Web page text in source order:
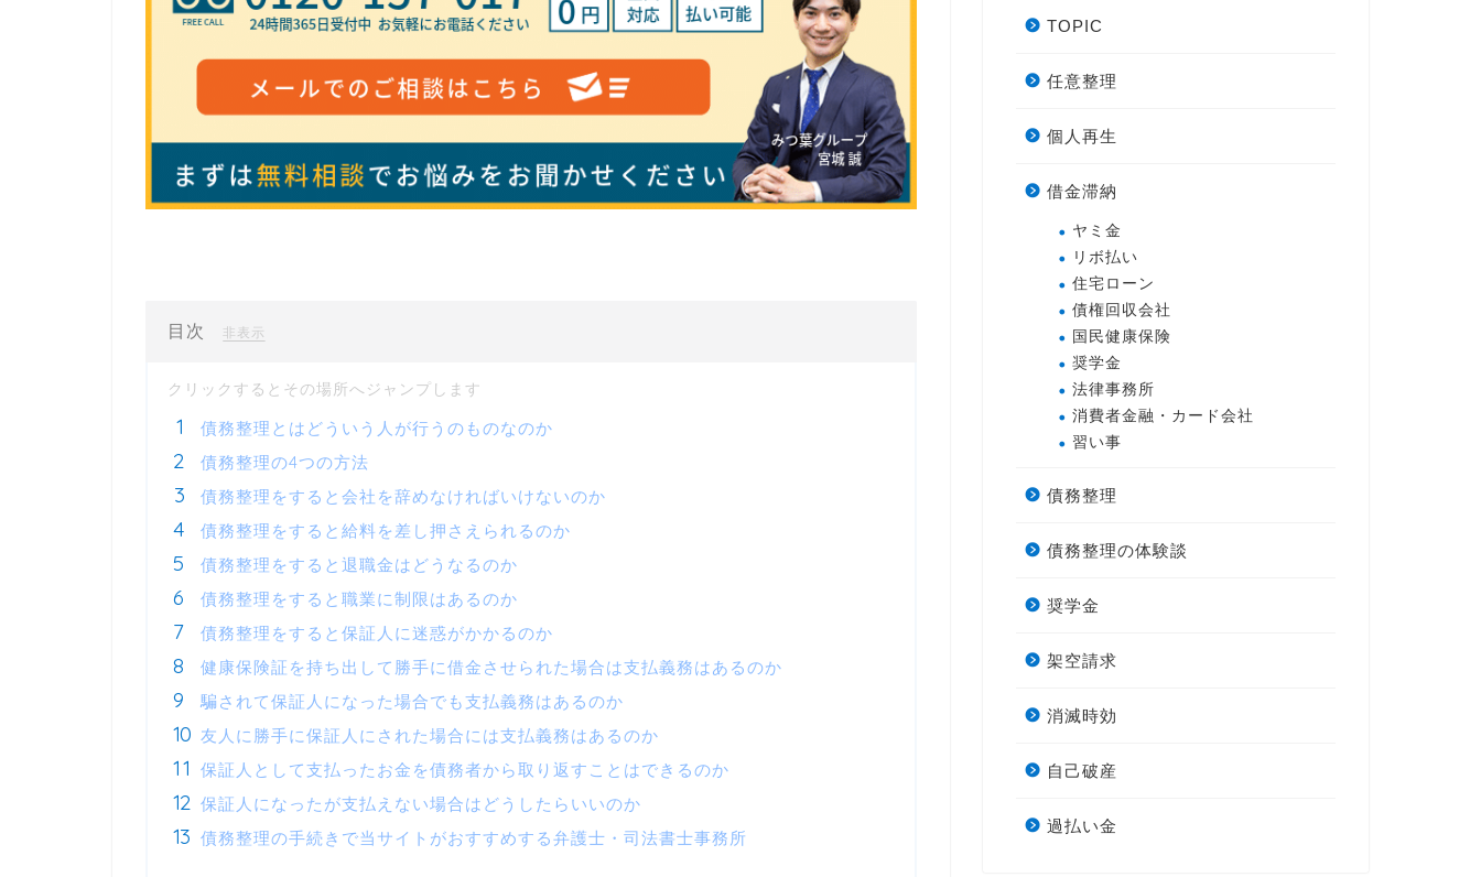
目次 非表示
債務整理とはどういう人が行うのものなのか
債務整理の4つの方法
債務整理をすると会社を辞めなければいけないのか
債務整理をすると給料を差し押さえられるのか
債務整理をすると退職金はどうなるのか
債務整理をすると職業に制限はあるのか
債務整理をすると保証人に迷惑がかかるのか
健康保険証を持ち出して勝手に借金させられた場合は支払義務はあるのか
騙されて保証人になった場合でも支払義務はあるのか
友人に勝手に保証人にされた場合には支払義務はあるのか
保証人として支払ったお金を債務者から取り返すことはできるのか
保証人になったが支払えない場合はどうしたらいいのか
債務整理の手続きで当サイトがおすすめする弁護士・司法書士事務所
TOPIC
任意整理
個人再生
借金滞納
ヤミ金
リボ払い
住宅ローン
債権回収会社
国民健康保険
奨学金
法律事務所
消費者金融・カード会社
習い事
債務整理
債務整理の体験談
奨学金
架空請求
消滅時効
自己破産
過払い金